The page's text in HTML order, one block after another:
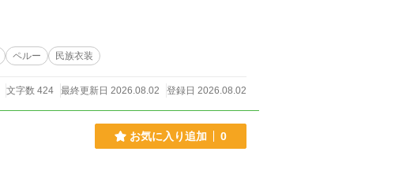
ペルー 民族衣装
文字数 424 最終更新日 2026.08.02 登録日 2026.08.02
お気に入り追加 0